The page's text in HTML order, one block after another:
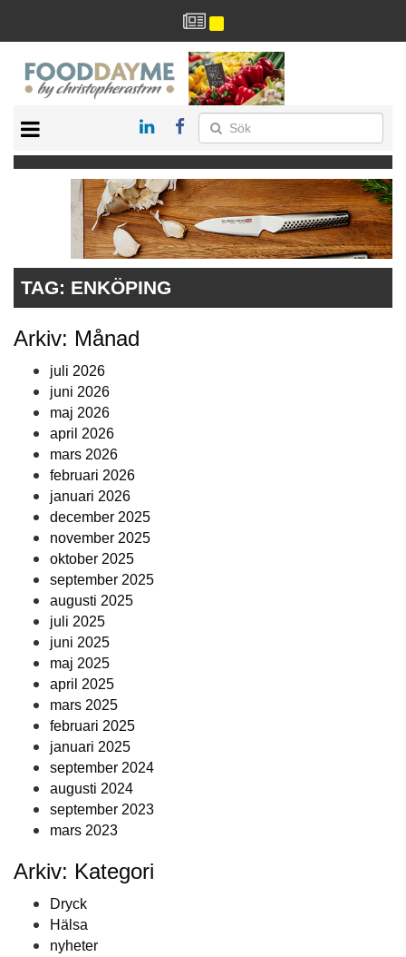
RECEPT
RESTAURANG
TAG: ENKÖPING
Arkiv: Månad
juli 2026
juni 2026
maj 2026
april 2026
mars 2026
februari 2026
januari 2026
december 2025
november 2025
oktober 2025
september 2025
augusti 2025
juli 2025
juni 2025
maj 2025
april 2025
mars 2025
februari 2025
januari 2025
september 2024
augusti 2024
september 2023
mars 2023
Arkiv: Kategori
Dryck
Hälsa
nyheter